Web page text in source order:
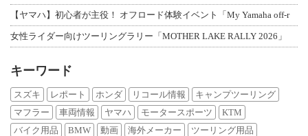
【ヤマハ】初心者が主役！ オフロード体験イベント「My Yamaha off-r
女性ライダー向けツーリングラリー「MOTHER LAKE RALLY 2026」
キーワード
スズキ レポート ホンダ リコール情報
キャンプツーリング
マフラー
車両情報 ヤマハ モータースポーツ
KTM
バイク用品
BMW 動画 海外メーカー
ツーリング用品